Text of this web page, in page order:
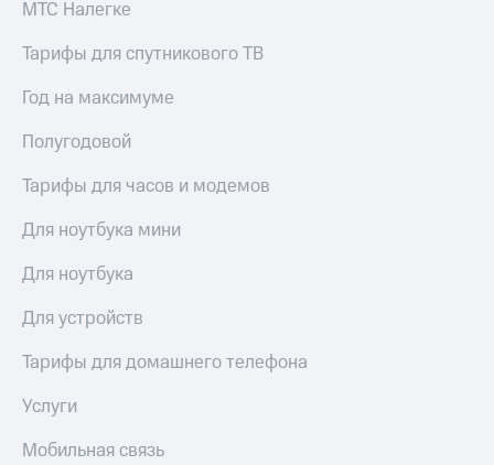
МТС Налегке
Тарифы для спутникового ТВ
Год на максимуме
Полугодовой
Тарифы для часов и модемов
Для ноутбука мини
Для ноутбука
Для устройств
Тарифы для домашнего телефона
Услуги
Мобильная связь